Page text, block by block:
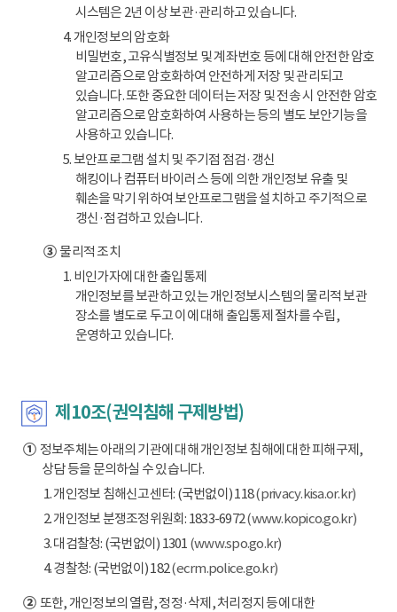
시스템은 2년 이상 보관·관리하고 있습니다.
4. 개인정보의 암호화
비밀번호, 고유식별정보 및 계좌번호 등에 대해 안전한 암호
알고리즘으로 암호화하여 안전하게 저장 및 관리되고
있습니다. 또한 중요한 데이터는 저장 및 전송 시 안전한 암호
알고리즘으로 암호화하여 사용하는 등의 별도 보안기능을
사용하고 있습니다.
5. 보안프로그램 설치 및 주기점 점검·갱신
해킹이나 컴퓨터 바이러스 등에 의한 개인정보 유출 및
훼손을 막기 위하여 보안프로그램을 설치하고 주기적으로
갱신·점검하고 있습니다.
③물리적 조치
1. 비인가자에 대한 출입통제
개인정보를 보관하고 있는 개인정보시스템의 물리적 보관
장소를 별도로 두고 이에 대해 출입통제 절차를 수립,
운영하고 있습니다.
제10조(권익침해 구제방법)
①정보주체는 아래의 기관에 대해 개인정보 침해에 대한 피해구제,
상담 등을 문의하실 수 있습니다.
1. 개인정보 침해신고센터: (국번없이) 118(privacy.kisa.or.kr)
2. 개인정보 분쟁조정위원회: 1833-6972(www.kopico.go.kr)
3. 대검찰청: (국번없이) 1301 (www.spo.go.kr)
4. 경찰청: (국번없이) 182(ecrm.police.go.kr)
②또한, 개인정보의 열람, 정정·삭제, 처리정지 등에 대한